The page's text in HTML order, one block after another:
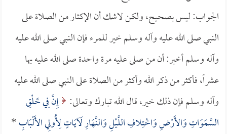
الجواب: ليس بصحيح، ولكن لاشك أن الإكثار من الصلاة على
النبي صلى الله عليه وآله وسلم خير للمرء فإن النبي صلى الله عليه
وآله وسلم أخبر: أن من صلى عليه مرة واحدة صلى الله عليه بها
عشراً، فأكثر من ذكر الله وأكثر من الصلاة على النبي صلى الله عليه
وآله وسلم فإن ذلك خير، قال الله تبارك وتعالى: إِنَّ فِي خَلْقِ
السَّمَوَاتِ وَالأَرْضِ وَاخْتِلافِ اللَّيْلِ وَالنَّهَارِ لَآيَاتٍ لِأُولِي الأَلْبَابِ*